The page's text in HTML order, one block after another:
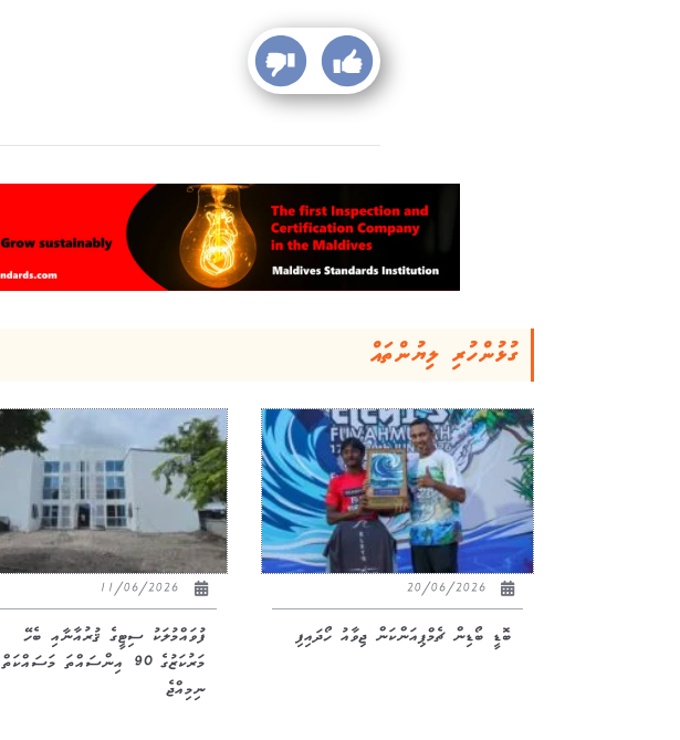
ގުޅުންހުރި ލިޔުންތައް
20/06/2026
ބޮޑީ ބޯޑިން ޗެމްޕިއަންކަން ޖިވާއު ހޯދައިފި
ފުވައްމުލަކު ސިޓީގެ ޤުރުއާނާއި ބެހޭ
މަރުކަޒުގެ 90 އިންސައްތަ މަސައްކަތް
ނިމިއްޖެ